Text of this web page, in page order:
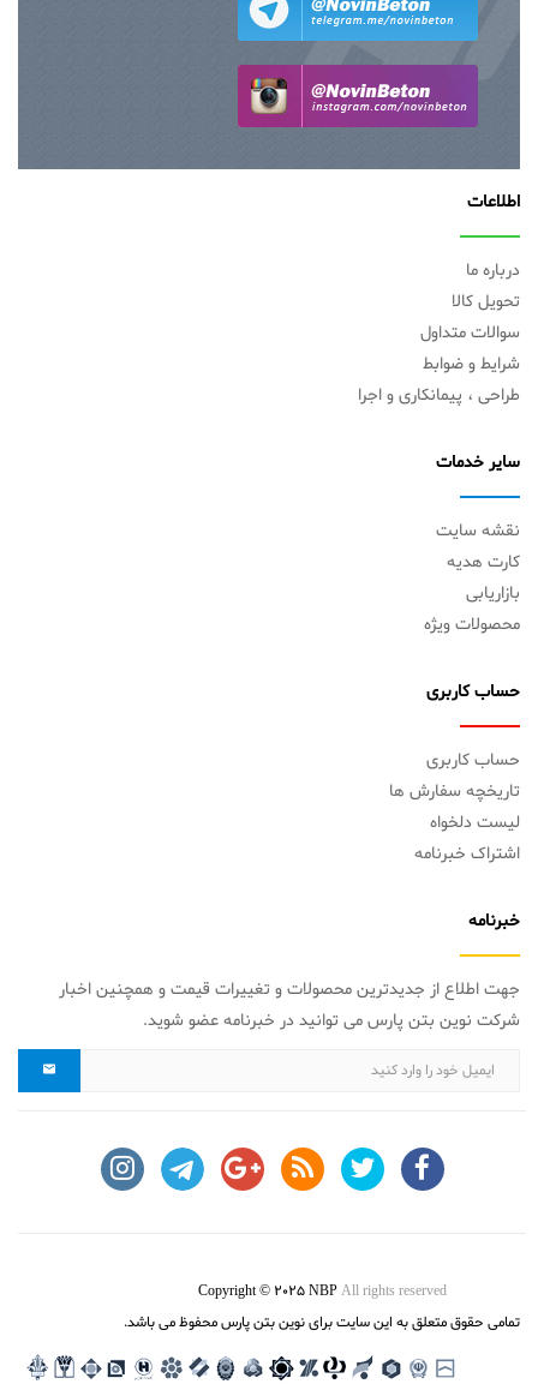
اطلاعات
درباره ما
تحویل کالا
سوالات متداول
شرایط و ضوابط
طراحی ، پیمانکاری و اجرا
سایر خدمات
نقشه سایت
کارت هدیه
بازاریابی
محصولات ویژه
حساب کاربری
حساب کاربری
تاریخچه سفارش ها
لیست دلخواه
اشتراک خبرنامه
خبرنامه
جهت اطلاع از جدیدترین محصولات و تغییرات قیمت و همچنین اخبار
شرکت نوین بتن پارس می توانید در خبرنامه عضو شوید.
Copyright © 2025 NBPAll rights reserved
تمامی حقوق متعلق به این سایت برای نوین بتن پارس محفوظ می باشد.